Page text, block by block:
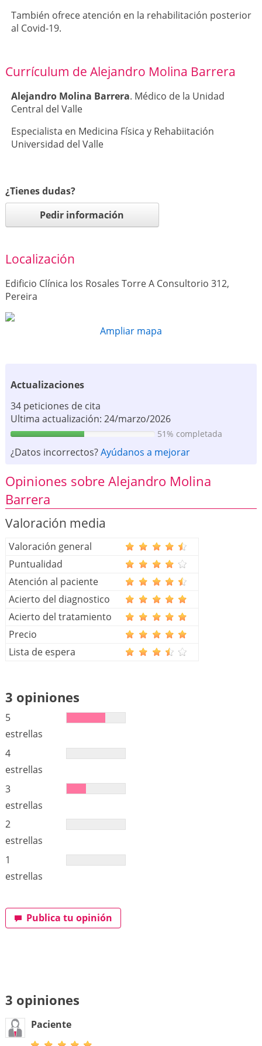
También ofrece atención en la rehabilitación posterior
al Covid-19.
Currículum de Alejandro Molina Barrera
Alejandro Molina Barrera. Médico de la Unidad
Central del Valle
Especialista en Medicina Física y Rehabiitación
Universidad del Valle
¿Tienes dudas?
Pedir información
Localización
Edificio Clínica los Rosales Torre A Consultorio 312,
Pereira
Ampliar mapa
Actualizaciones
34 peticiones de cita
Ultima actualización: 24/marzo/2026
51% completada
¿Datos incorrectos?Ayúdanos a mejorar
Opiniones sobre Alejandro Molina
Barrera
Valoración media
Valoración general
Puntualidad
Atención al paciente
Acierto del diagnostico
Acierto del tratamiento
Precio
Lista de espera
3 opiniones
5
estrellas
4
estrellas
3
estrellas
2
estrellas
1
estrellas
Publica tu opinión
3 opiniones
Paciente